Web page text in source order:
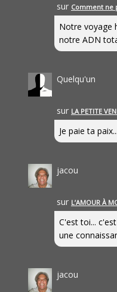
sur Comment ne
Notre voyage
notre ADN
Quelqu'un
sur LA PETITE
Je paie ta paix...
jacou
sur L’AMOUR À
C'est toi...
une
jacou